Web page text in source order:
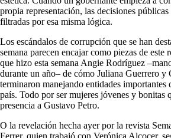
propia representación, las decisiones
filtradas por esa misma lógica.
Los escándalos de corrupción que se han
semana parecen encajar como piezas de este
que hizo esta semana Angie Rodríguez
durante un año– de cómo Juliana Guerrero y
terminaron manejando entidades importantes
país. Todo por ser mujeres jóvenes y bonitas
presencia a Gustavo Petro.
O la revelación hecha ayer por la revista